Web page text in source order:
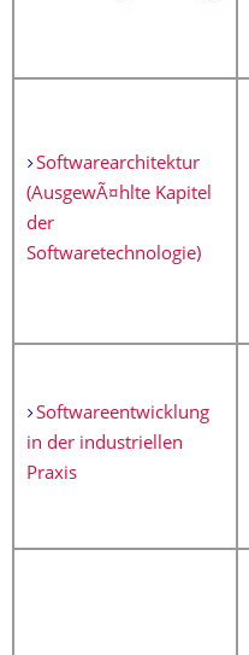
Softwarearchitektur
(AusgewÃ¤hlte Kapitel
der
Softwaretechnologie)
Softwareentwicklung
in der industriellen
Praxis